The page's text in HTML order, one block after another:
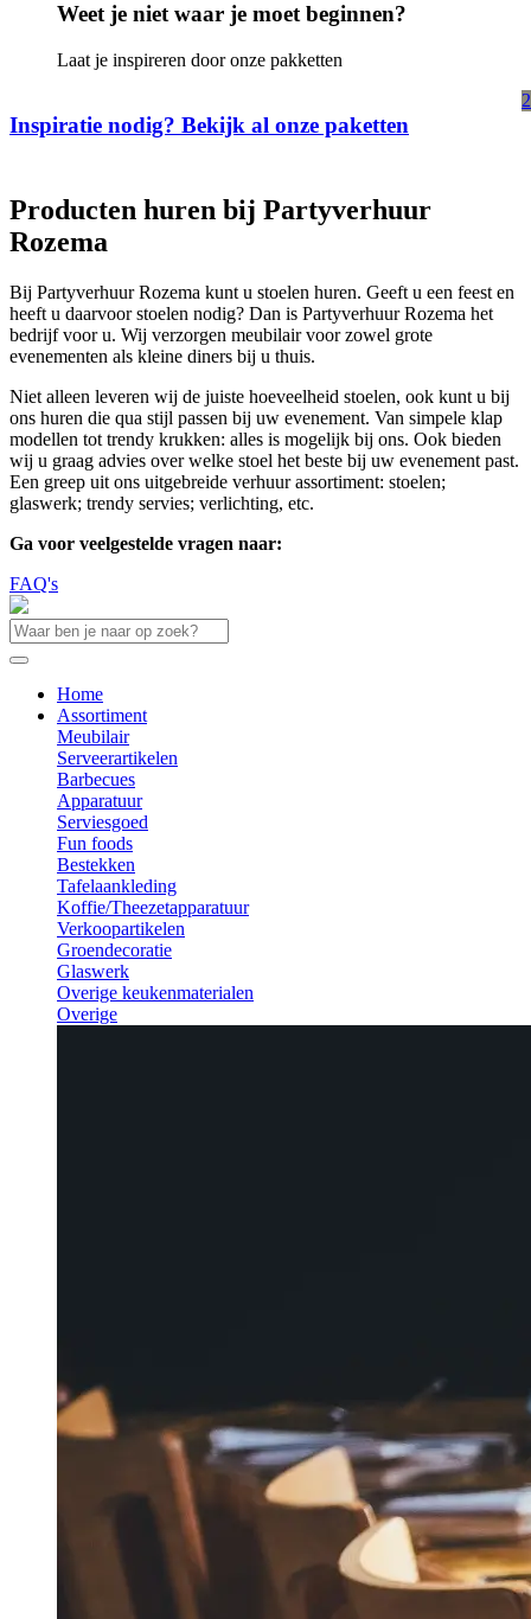
Weet je niet waar je moet beginnen?
Laat je inspireren door onze pakketten
Inspiratie nodig? Bekijk al onze paketten
Producten huren bij Partyverhuur
Rozema
Bij Partyverhuur Rozema kunt u stoelen huren. Geeft u een feest en
heeft u daarvoor stoelen nodig? Dan is Partyverhuur Rozema het
bedrijf voor u. Wij verzorgen meubilair voor zowel grote
evenementen als kleine diners bij u thuis.
Niet alleen leveren wij de juiste hoeveelheid stoelen, ook kunt u bij
ons huren die qua stijl passen bij uw evenement. Van simpele klap
modellen tot trendy krukken: alles is mogelijk bij ons. Ook bieden
wij u graag advies over welke stoel het beste bij uw evenement past.
Een greep uit ons uitgebreide verhuur assortiment: stoelen;
glaswerk; trendy servies; verlichting, etc.
Ga voor veelgestelde vragen naar:
FAQ's
Home
Assortiment
Meubilair
Serveerartikelen
Barbecues
Apparatuur
Serviesgoed
Fun foods
Bestekken
Tafelaankleding
Koffie/Theezetapparatuur
Verkoopartikelen
Groendecoratie
Glaswerk
Overige keukenmaterialen
Overige